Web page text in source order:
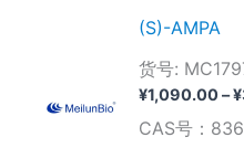
(S)-AMPA
货号:
¥1,090.00–¥
CAS号：